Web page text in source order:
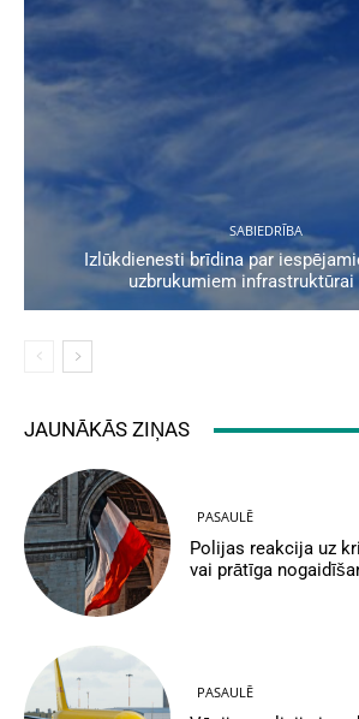
SABIEDRĪBA
Izlūkdienesti brīdina par
uzbrukumiem
JAUNĀKĀS ZIŅAS
PASAULĒ
Polijas reakcija uz
vai prātīga
PASAULĒ